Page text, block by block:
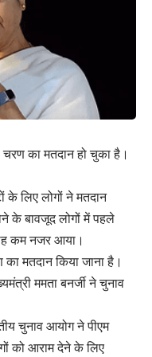
का मतदान हो चुका है।
के लिए लोगों ने मतदान
के बावजूद लोगों में पहले
कम नजर आया।
मतदान किया जाना है।
ममता बनर्जी ने चुनाव
चुनाव आयोग ने पीएम
को आराम देने के लिए